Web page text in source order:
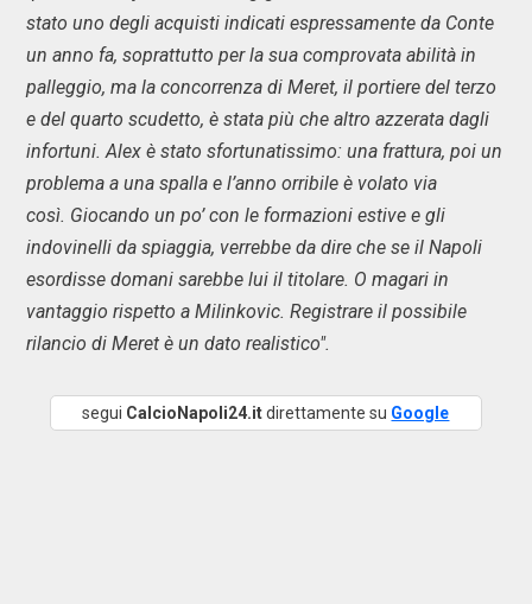
stato uno degli acquisti indicati espressamente da Conte
un anno fa, soprattutto per la sua comprovata abilità in
palleggio, ma la concorrenza di Meret, il portiere del terzo
e del quarto scudetto, è stata più che altro azzerata dagli
infortuni. Alex è stato sfortunatissimo: una frattura, poi un
problema a una spalla e l’anno orribile è volato via
così. Giocando un po’ con le formazioni estive e gli
indovinelli da spiaggia, verrebbe da dire che se il Napoli
esordisse domani sarebbe lui il titolare. O magari in
vantaggio rispetto a Milinkovic. Registrare il possibile
rilancio di Meret è un dato realistico".
segui CalcioNapoli24.itdirettamente su Google